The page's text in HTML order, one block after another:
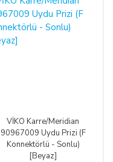
VİKO Karre/Meridian
90967009 Uydu Prizi (F
Konnektörlü - Sonlu)
[Beyaz]